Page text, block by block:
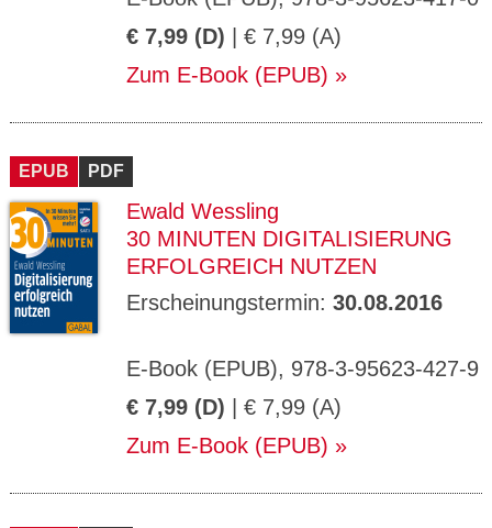
€ 7,99 (D) | € 7,99 (A)
Zum E-Book (EPUB)
EPUB PDF
Ewald Wessling
30 MINUTEN DIGITALISIERUNG
ERFOLGREICH NUTZEN
Erscheinungstermin: 30.08.2016
E-Book (EPUB), 978-3-95623-427-9
€ 7,99 (D) | € 7,99 (A)
Zum E-Book (EPUB)